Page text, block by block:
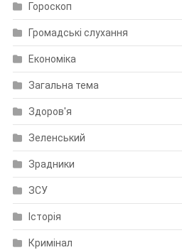
Гороскоп
Громадські слухання
Економіка
Загальна тема
Здоров'я
Зеленський
Зрадники
ЗСУ
Історія
Кримінал